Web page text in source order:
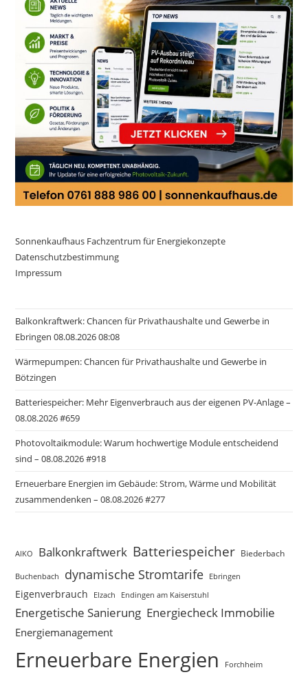
Sonnenkaufhaus Fachzentrum für Energiekonzepte
Datenschutzbestimmung
Impressum
Balkonkraftwerk: Chancen für Privathaushalte und Gewerbe in
Ebringen 08.08.2026 08:08
Wärmepumpen: Chancen für Privathaushalte und Gewerbe in
Bötzingen
Batteriespeicher: Mehr Eigenverbrauch aus der eigenen PV-Anlage –
08.08.2026 #659
Photovoltaikmodule: Warum hochwertige Module entscheidend
sind – 08.08.2026 #918
Erneuerbare Energien im Gebäude: Strom, Wärme und Mobilität
zusammendenken – 08.08.2026 #277
AIKO Balkonkraftwerk Batteriespeicher Biederbach
Buchenbach dynamische Stromtarife Ebringen
Eigenverbrauch Elzach Endingen am Kaiserstuhl
Energetische Sanierung Energiecheck Immobilie
Energiemanagement
Erneuerbare Energien Forchheim